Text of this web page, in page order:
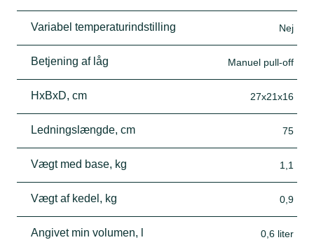
Variabel temperaturindstilling Nej
Betjening af låg Manuel pull-off
HxBxD, cm 27x21x16
Ledningslængde, cm 75
Vægt med base, kg 1,1
Vægt af kedel, kg 0,9
Angivet min volumen, l 0,6 liter